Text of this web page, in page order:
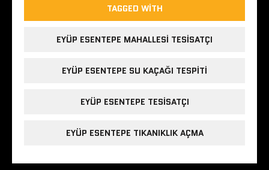
TAGGED WITH
EYÜP ESENTEPE MAHALLESI TESISATÇI
EYÜP ESENTEPE SU KAÇAĞI TESPITI
EYÜP ESENTEPE TESISATÇI
EYÜP ESENTEPE TIKANIKLIK AÇMA